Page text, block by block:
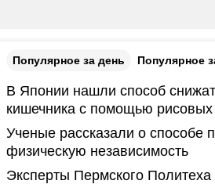
Популярное за день Популярное
В Японии нашли способ
кишечника с помощью рисовых
Ученые рассказали о способе
физическую независимость
Эксперты Пермского Политеха